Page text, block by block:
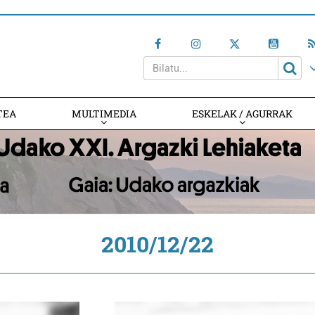
MULTIMEDIA ESKELAK / AGURRAK
2010/12/22